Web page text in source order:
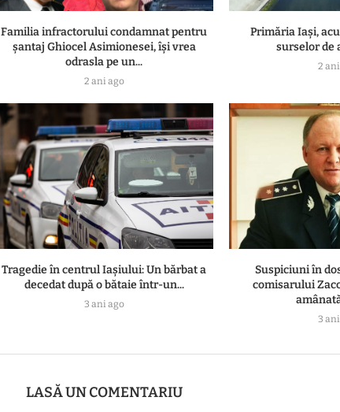
Familia infractorului condamnat pentru
șantaj Ghiocel Asimionesei, își vrea
odrasla pe un...
2 ani ago
Primăria Iași,
surselor de
2
Tragedie în centrul Iașiului: Un bărbat a
decedat după o bătaie într-un...
3 ani ago
Suspiciuni în
comisarului
3
LASĂ UN COMENTARIU